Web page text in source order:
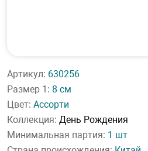
Артикул: 630256
Размер 1: 8 см
Цвет: Ассорти
Коллекция: День Рождения
Минимальная партия: 1 шт